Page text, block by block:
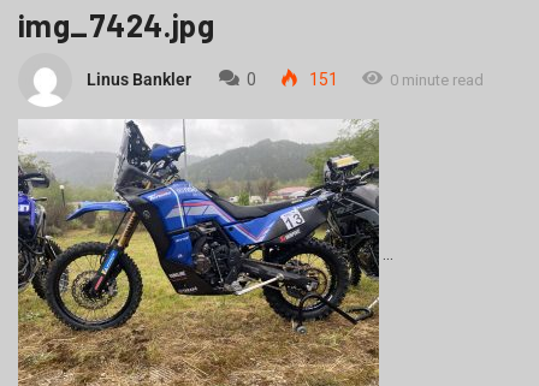
img_7424.jpg
Linus Bankler 0 151 0 minute read